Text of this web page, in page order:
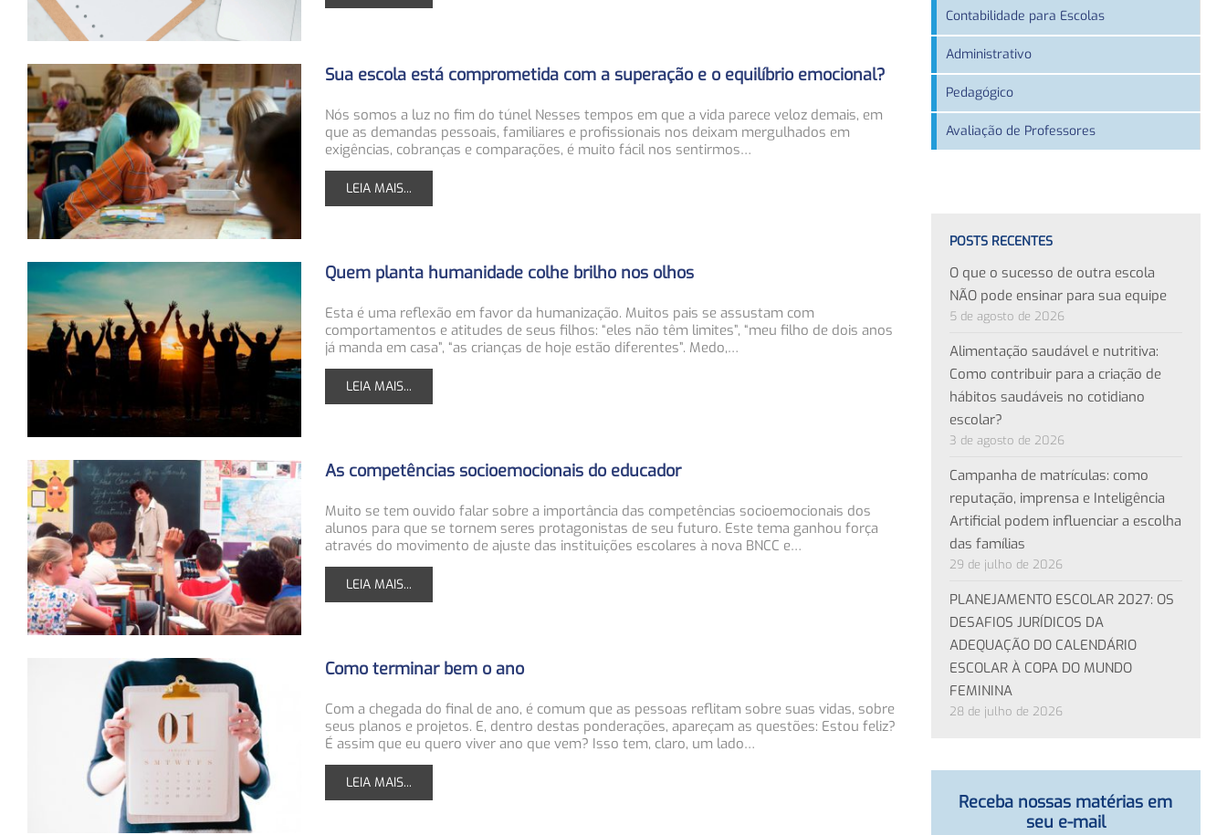
Sua escola está comprometida com a superação e o equilíbrio emocional?
Nós somos a luz no fim do túnel Nesses tempos em que a vida parece veloz demais, em
que as demandas pessoais, familiares e profissionais nos deixam mergulhados em
exigências, cobranças e comparações, é muito fácil nos sentirmos…
LEIA MAIS...
Quem planta humanidade colhe brilho nos olhos
Esta é uma reflexão em favor da humanização. Muitos pais se assustam com
comportamentos e atitudes de seus filhos: “eles não têm limites”, “meu filho de dois anos
já manda em casa”, “as crianças de hoje estão diferentes”. Medo,…
LEIA MAIS...
As competências socioemocionais do educador
Muito se tem ouvido falar sobre a importância das competências socioemocionais dos
alunos para que se tornem seres protagonistas de seu futuro. Este tema ganhou força
através do movimento de ajuste das instituições escolares à nova BNCC e…
LEIA MAIS...
Como terminar bem o ano
Com a chegada do final de ano, é comum que as pessoas reflitam sobre suas vidas, sobre
seus planos e projetos. E, dentro destas ponderações, apareçam as questões: Estou feliz?
É assim que eu quero viver ano que vem? Isso tem, claro, um lado…
LEIA MAIS...
Contabilidade para Escolas
Administrativo
Pedagógico
Avaliação de Professores
POSTS RECENTES
O que o sucesso de outra escola
NÃO pode ensinar para sua equipe
5 de agosto de 2026
Alimentação saudável e nutritiva:
Como contribuir para a criação de
hábitos saudáveis no cotidiano
escolar?
3 de agosto de 2026
Campanha de matrículas: como
reputação, imprensa e Inteligência
Artificial podem influenciar a escolha
das famílias
29 de julho de 2026
PLANEJAMENTO ESCOLAR 2027: OS
DESAFIOS JURÍDICOS DA
ADEQUAÇÃO DO CALENDÁRIO
ESCOLAR À COPA DO MUNDO
FEMININA
28 de julho de 2026
Receba nossas matérias em
seu e-mail